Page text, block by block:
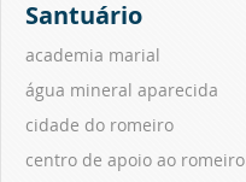
Santuário
academia marial
água mineral aparecida
cidade do romeiro
centro de apoio ao romeiro